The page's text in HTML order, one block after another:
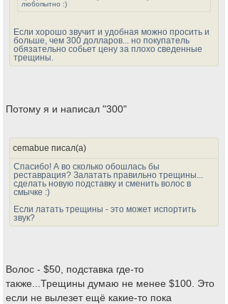
любопытно :)
Если хорошо звучит и удобная можно просить и
больше, чем 300 долларов... но покупатель
обязательно собьет цену за плохо сведенные
трещины.
Потому я и написал "300"
cemabue писал(а)
Спасибо! А во сколько обошлась бы
реставрация? Залатать правильно трещины...
сделать новую подставку и сменить волос в
смычке :)
Если латать трещины - это может испортить
звук?
Волос - $50, подставка где-то
также...Трещины думаю не менее $100. Это
если не вылезет ещё какие-то пока